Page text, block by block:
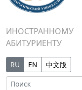
ИНОСТРАННОМУ
АБИТУРИЕНТУ
RU EN 中文版